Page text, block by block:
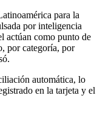
para la
por inteligencia
actúan como punto de
por categoría, por
automática, lo
en la tarjeta y el